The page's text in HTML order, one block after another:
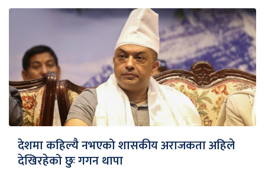
देशमा कहिल्यै नभएको शासकीय अराजकता अहिले
देखिरहेको छुः गगन थापा